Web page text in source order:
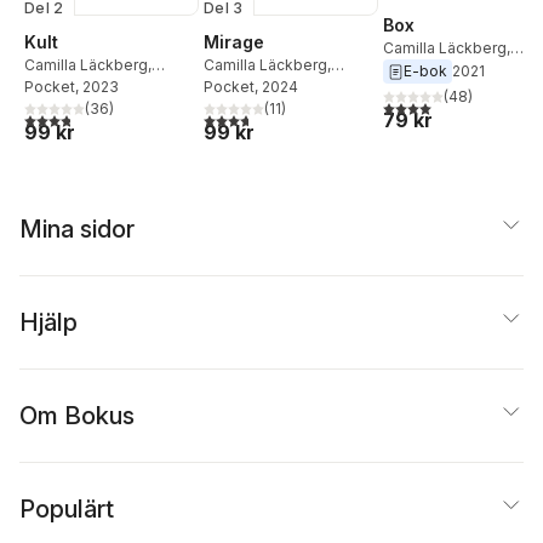
Del 2
Kult
Camilla Läckberg,
Henrik Fexeus
Pocket, 2023
3,8utav 5 stjärnor. Totalt antal röster:
(36)
99 kr
Del 3
Mirage
Camilla Läckberg,
Henrik Fexeus
Pocket, 2024
3,7utav 5 stjärnor. Totalt antal röster:
(11)
99 kr
Box
Camilla Läckberg,
Henrik Fexeus
E-bok 2021
4,0utav 5 stjärnor.
(48)
79 kr
Mina sidor
Hjälp
Om Bokus
Populärt